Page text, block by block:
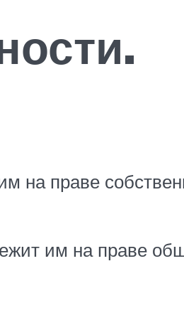
на праве
им на праве